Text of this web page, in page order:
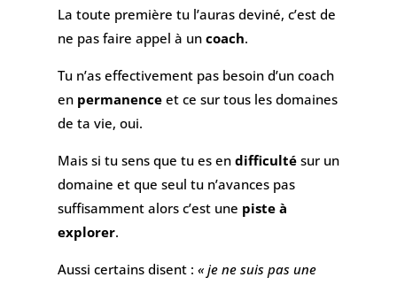
La toute première tu l’auras deviné, c’est de
ne pas faire appel à un coach.
Tu n’as effectivement pas besoin d’un coach
en permanence et ce sur tous les domaines
de ta vie, oui.
Mais si tu sens que tu es en difficulté sur un
domaine et que seul tu n’avances pas
suffisamment alors c’est une piste à
explorer.
Aussi certains disent : « je ne suis pas une